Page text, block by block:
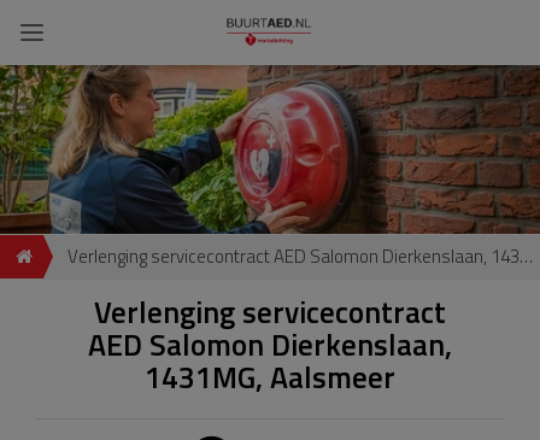
Verlenging servicecontract AED Salomon Dierkenslaan, 1431MG, Aalsmeer
Verlenging servicecontract
AED Salomon Dierkenslaan,
1431MG, Aalsmeer